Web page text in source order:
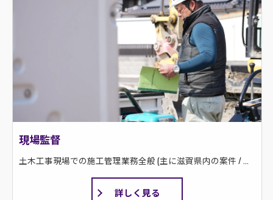
現場監督
土木工事現場での施工管理業務全般 (主に滋賀県内の案件 / 夜間工事なし) 土木施工管理業務、届出書類の作成、パソコン・CAD業務等
詳しく見る